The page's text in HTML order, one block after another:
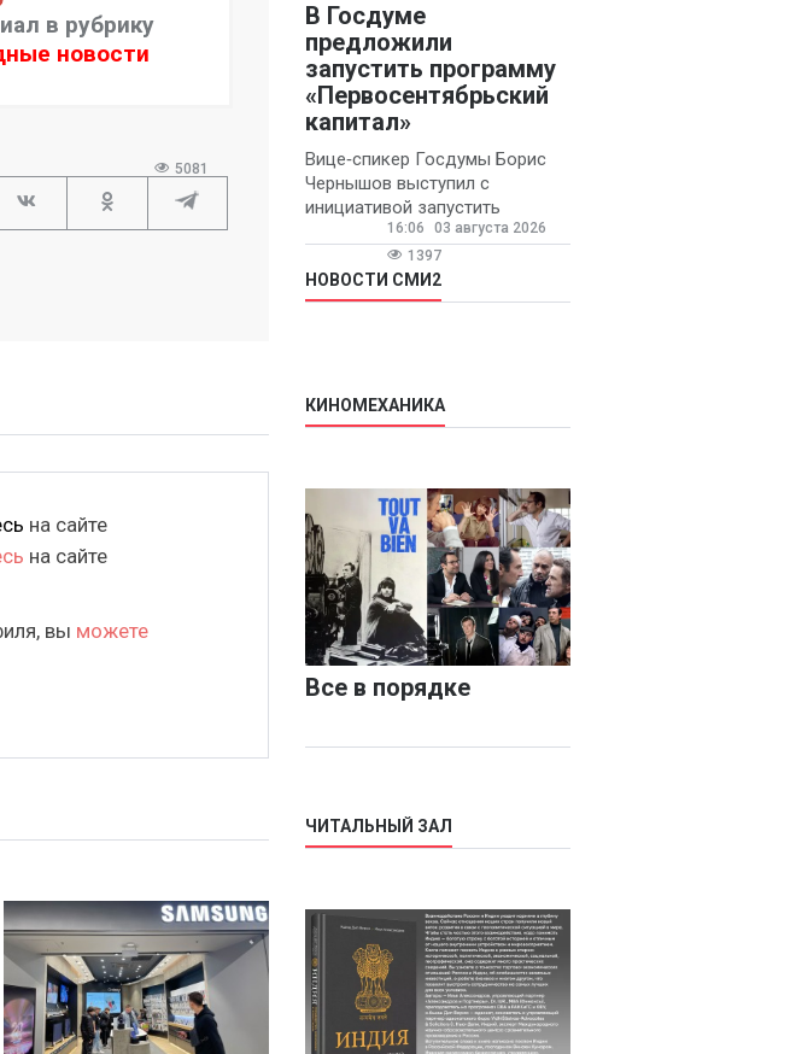
в рубрику
новости
5081
на сайте
на сайте
вы можете
В Госдуме
предложили
запустить программу
«Первосентябрьский
капитал»
Вице‑спикер Госдумы Борис
Чернышов выступил с
инициативой запустить
ежегодную федеральную
программу
«Первосентябрьский капитал»
- она предполагает
16:06
03 августа 2026
1397
НОВОСТИ СМИ2
КИНОМЕХАНИКА
Все в порядке
ЧИТАЛЬНЫЙ ЗАЛ